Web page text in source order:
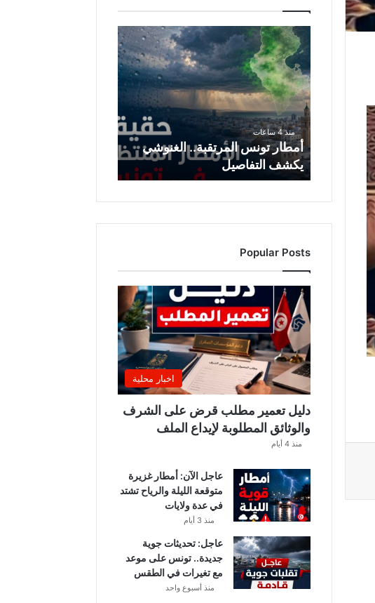
م
ا
ر
ت
و
س
ا
ل
ت
ب
ة
.
ا
ل
غ
ن
و
ش
ي
ك
ا
ل
ت
ف
ا
ص
ي
ل
منذ 4 ساعات
أمطار تونس المرتقبة.. الغنوشي
يكشف التفاصيل
Popular Posts
اخبار محلية
دليل تعمير مطلب قرض على الشرف
والوثائق المطلوبة لإيداع الملف
منذ 4 أيام
عاجل الآن: أمطار غزيرة
متوقعة الليلة والرياح تشتد
في عدة ولايات
منذ 3 أيام
عاجل: تحديثات جوية
جديدة.. تونس على موعد
مع تغيرات في الطقس
منذ أسبوع واحد